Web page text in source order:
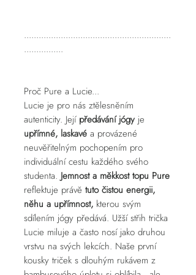
............................................................
................
Proč Pure a Lucie...
Lucie je pro nás ztělesněním
autenticity. Její předávání jógy je
upřímné, laskavé a provázené
neuvěřitelným pochopením pro
individuální cestu každého svého
studenta. Jemnost a měkkost topu Pure
reflektuje právě tuto čistou energii,
něhu a upřímnost, kterou svým
sdílením jógy předává. Užší střih trička
Lucie miluje a často nosí jako druhou
vrstvu na svých lekcích. Naše první
kousky triček s dlouhým rukávem z